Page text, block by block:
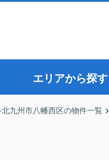
エリアから探す
北九州市八幡西区の物件一覧